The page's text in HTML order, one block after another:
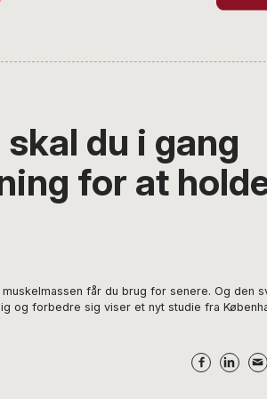
du i gang
for at
får du brug for senere. Og den
og forbedre sig viser et nyt studie fra